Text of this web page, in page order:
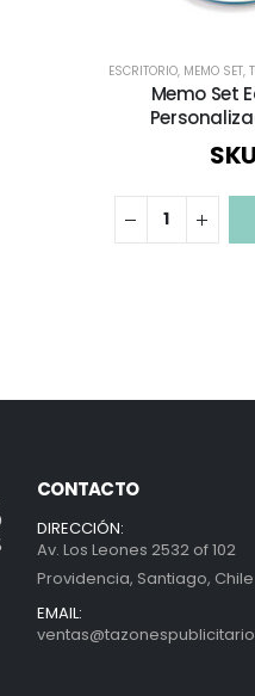
ESCRITORIO, MEMO SET,
Memo Set
CONTACTO
DIRECCIÓN:
Av. Los Leones 2532 of 102
Providencia, Santiago, Chile
EMAIL: